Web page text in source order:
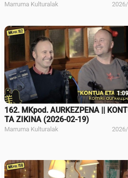
Marruma Kulturalak
162. MKpod. AURKEZPENA ||
TA ZIKINA (2026-02-19)
Marruma Kulturalak